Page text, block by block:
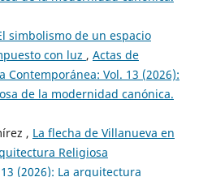
simbolismo de un espacio
con luz , Actas de
Contemporánea: Vol. 13 (2026):
de la modernidad canónica.
, La flecha de Villanueva en
Religiosa
(2026): La arquitectura